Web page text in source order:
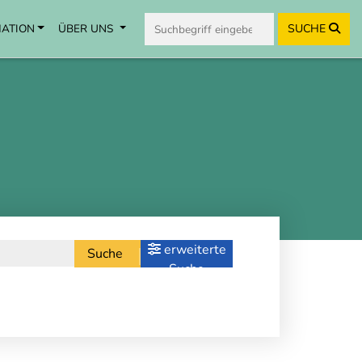
ÜBER UNS SUCHE
Suche
erweiterte
Suche